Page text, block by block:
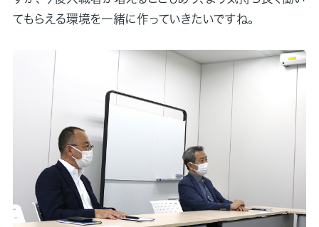
てもらえる環境を一緒に作っていきたいですね。